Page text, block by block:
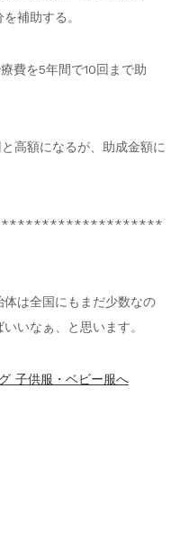
補助する。
費を5年間で10回まで助
高額になるが、助成金額に
は全国にもまだ少数なの
いなぁ、と思います。